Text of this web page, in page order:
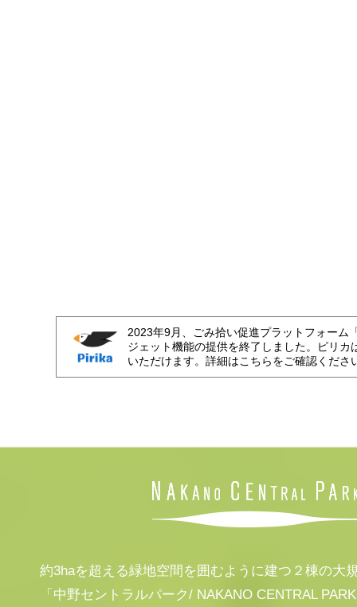
2023年9月、ごみ拾い促進プラットフォーム
ジェット機能の提供を終了しました。ピリカ
いただけます。詳細はこちらをご確認くださ
約3haを超える緑地空間を囲むように建つ２棟の大
「中野セントラルパーク/ NAKANO CENTRAL